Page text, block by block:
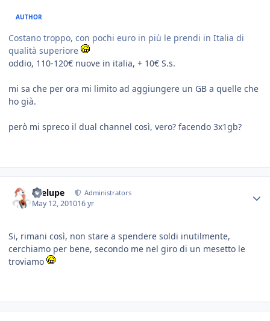
AUTHOR
Costano troppo, con pochi euro in più le prendi in Italia di
qualità superiore
oddio, 110-120€ nuove in italia, + 10€ S.s.
mi sa che per ora mi limito ad aggiungere un GB a quelle che
ho già.
però mi spreco il dual channel così, vero? facendo 3x1gb?
Toelupe Administrators
May 12, 201016 yr
Si, rimani così, non stare a spendere soldi inutilmente,
cerchiamo per bene, secondo me nel giro di un mesetto le
troviamo